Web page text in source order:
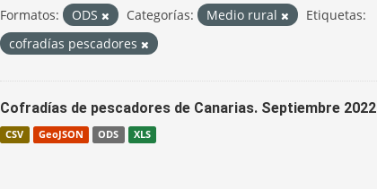
Formatos: ODS Categorías: Medio rural
Etiquetas:
cofradías pescadores
Cofradías de pescadores de Canarias. Septiembre 2022
CSV GeoJSON ODS XLS